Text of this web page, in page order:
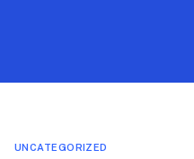
UNCATEGORIZED